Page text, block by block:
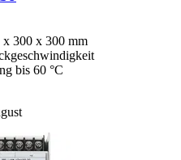
300 x 300 mm
bis 60 °C